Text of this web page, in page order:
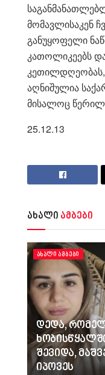
მომავლისაკენ
განუყოფელი
კათოლიკეებს
კეთილდღეობას,
აღნიშულია
მისალოც
25.12.13
ახალი ამბები
ᲐᲮᲐᲚᲘ ᲐᲛᲑᲔᲑᲘ
დედა,
შევიდა,
იპოვეს